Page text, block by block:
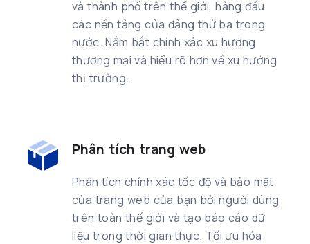
và thành phố trên thế giới, hàng đầu
các nền tảng của đảng thứ ba trong
nước. Nắm bắt chính xác xu hướng
thương mại và hiểu rõ hơn về xu hướng
thị trường.
Phân tích trang web
Phân tích chính xác tốc độ và bảo mật
của trang web của bạn bởi người dùng
trên toàn thế giới và tạo báo cáo dữ
liệu trong thời gian thực. Tối ưu hóa